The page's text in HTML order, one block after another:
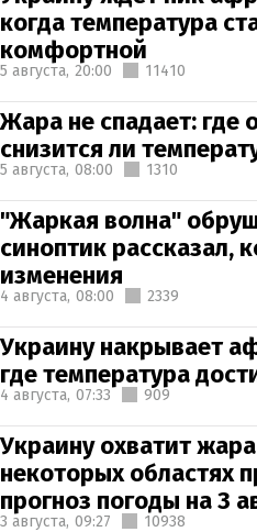
когда температура
комфортной
5 августа, 20:00 11410
Жара не спадает: где
снизится ли
5 августа, 08:00 1310
"Жаркая волна"
синоптик рассказал,
изменения
4 августа, 08:00 2339
Украину накрывает
где температура
4 августа, 07:33 909
Украину охватит
некоторых областях
прогноз погоды на 3
3 августа, 09:27 10938